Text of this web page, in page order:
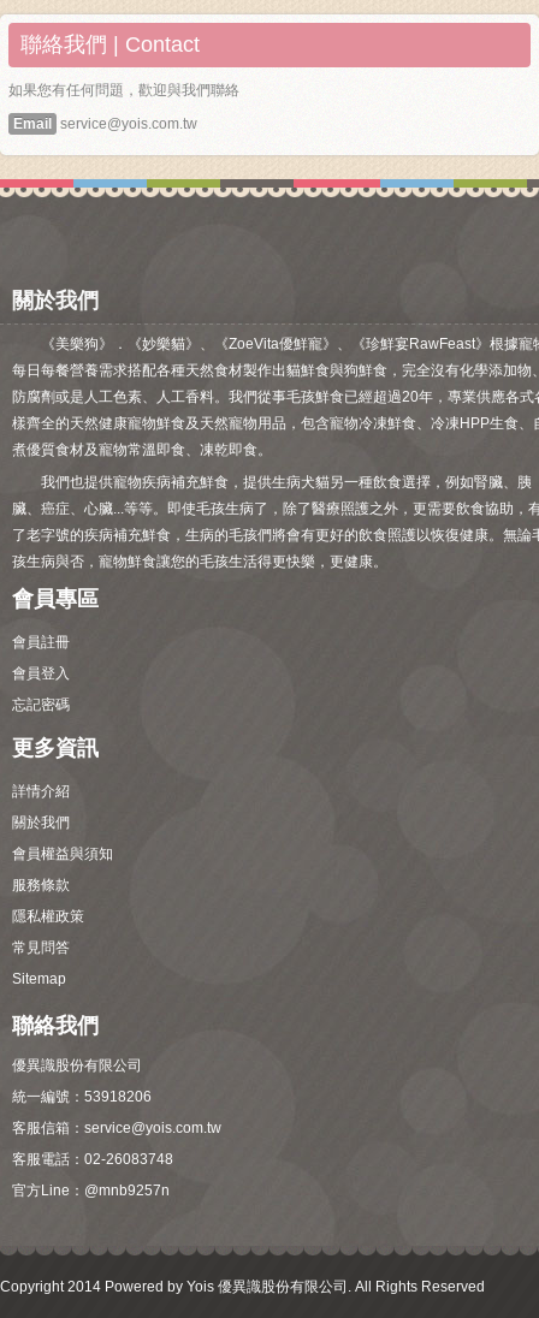
聯絡我們 | Contact
如果您有任何問題，歡迎與我們聯絡
Email
service@yois.com.tw
關於我們
《美樂狗》．《妙樂貓》、《ZoeVita優鮮寵》、《珍鮮宴RawFeast》根據寵
每日每餐營養需求搭配各種天然食材製作出貓鮮食與狗鮮食，完全沒有化學添加物
防腐劑或是人工色素、人工香料。我們從事毛孩鮮食已經超過20年，專業供應各式
樣齊全的天然健康寵物鮮食及天然寵物用品，包含寵物冷凍鮮食、冷凍HPP生食、
煮優質食材及寵物常溫即食、凍乾即食。
我們也提供寵物疾病補充鮮食，提供生病犬貓另一種飲食選擇，例如腎臟、胰
臟、癌症、心臟...等等。即使毛孩生病了，除了醫療照護之外，更需要飲食協助，
了老字號的疾病補充鮮食，生病的毛孩們將會有更好的飲食照護以恢復健康。無論
孩生病與否，寵物鮮食讓您的毛孩生活得更快樂，更健康。
會員專區
會員註冊
會員登入
忘記密碼
更多資訊
詳情介紹
關於我們
會員權益與須知
服務條款
隱私權政策
常見問答
Sitemap
聯絡我們
優異識股份有限公司
統一編號：53918206
客服信箱： service@yois.com.tw
客服電話：02-26083748
官方Line： @mnb9257n
Copyright 2014 Powered by Yois 優異識股份有限公司. All Rights Reserved